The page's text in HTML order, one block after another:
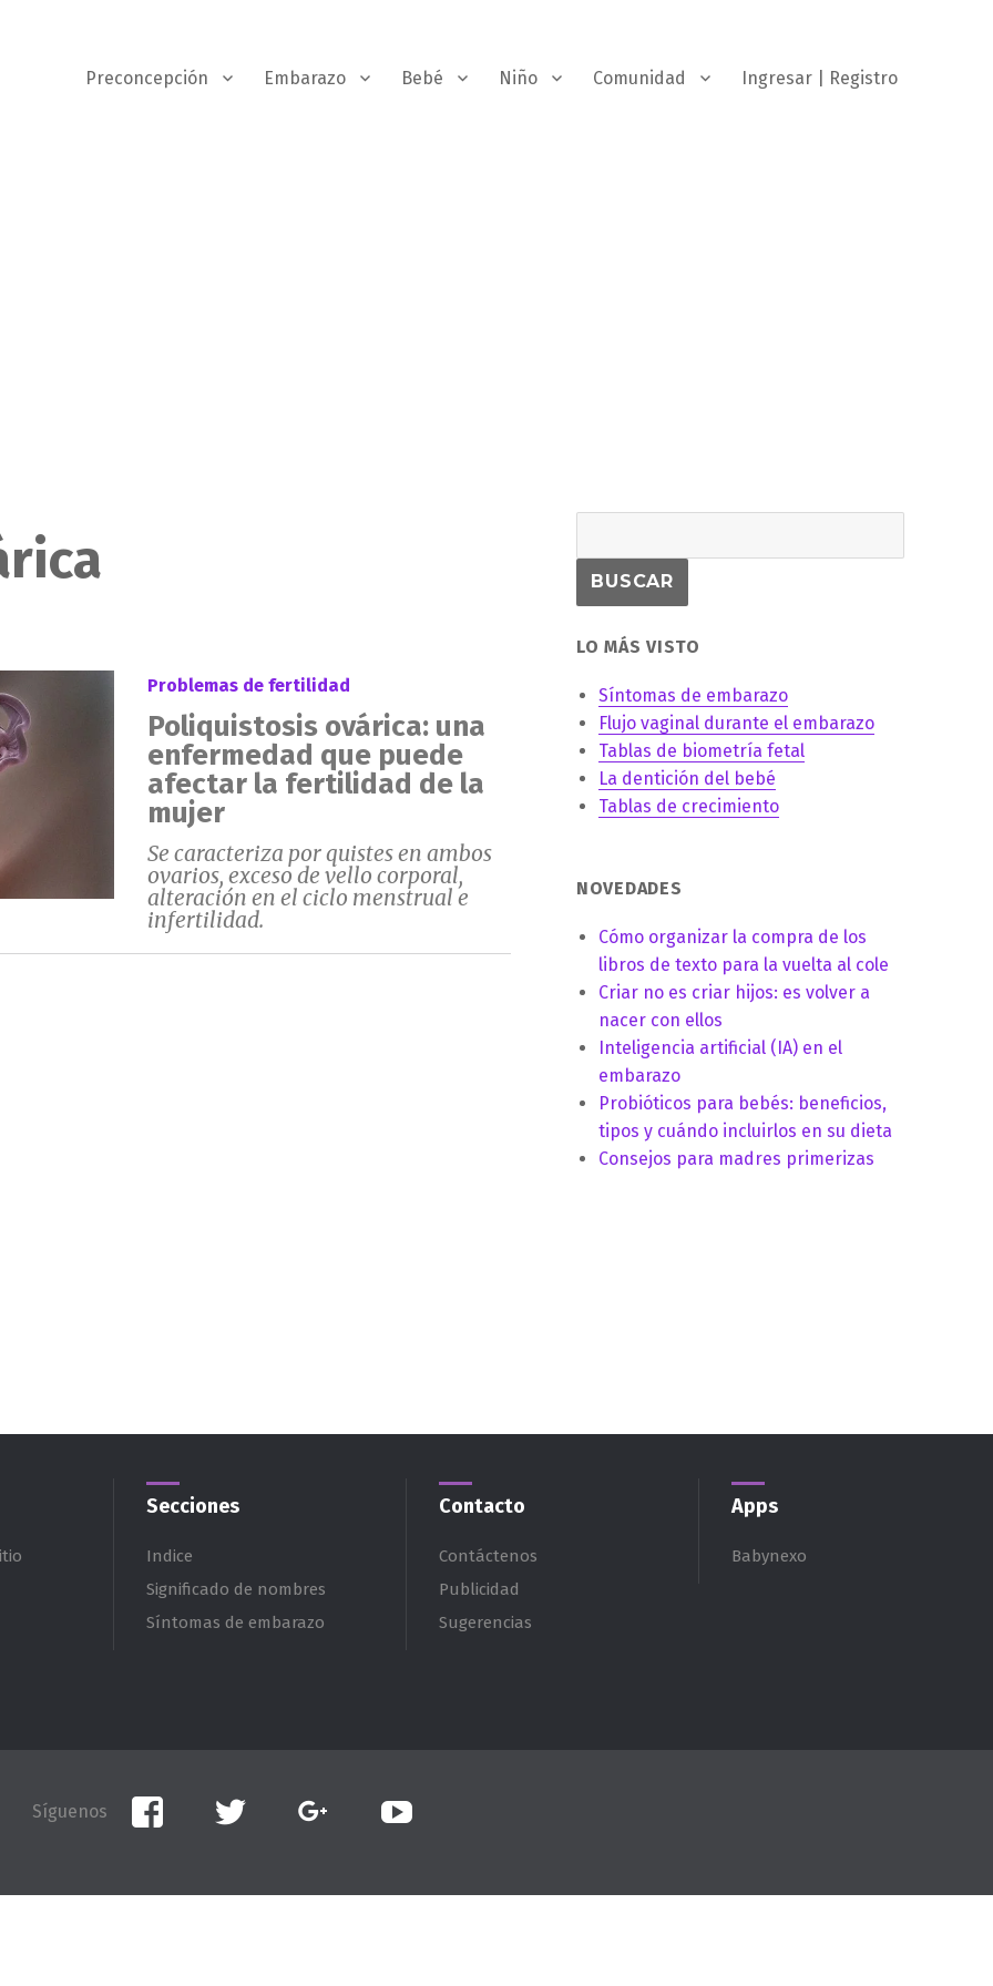
Preconcepción Embarazo Bebé Niño Comunidad Ingresar | Registro
Problemas de fertilidad
Poliquistosis ovárica: una
enfermedad que puede
afectar la fertilidad de la
mujer
Se caracteriza por quistes en ambos
ovarios, exceso de vello corporal,
alteración en el ciclo menstrual e
infertilidad.
LO MÁS VISTO
Síntomas de embarazo
Flujo vaginal durante el embarazo
Tablas de biometría fetal
La dentición del bebé
Tablas de crecimiento
NOVEDADES
Cómo organizar la compra de los
libros de texto para la vuelta al cole
Criar no es criar hijos: es volver a
nacer con ellos
Inteligencia artificial (IA) en el
embarazo
Probióticos para bebés: beneficios,
tipos y cuándo incluirlos en su dieta
Consejos para madres primerizas
Secciones
Indice
Significado de nombres
Síntomas de embarazo
Contacto
Contáctenos
Publicidad
Sugerencias
Apps
Babynexo
Facebook Twitter Google+